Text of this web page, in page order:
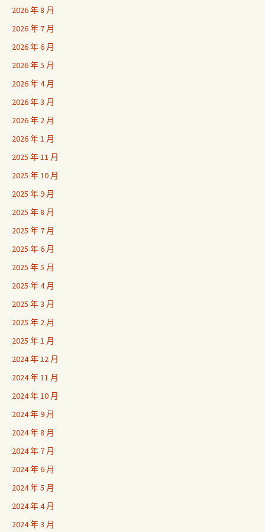
2026 年 8 月
2026 年 7 月
2026 年 6 月
2026 年 5 月
2026 年 4 月
2026 年 3 月
2026 年 2 月
2026 年 1 月
2025 年 11 月
2025 年 10 月
2025 年 9 月
2025 年 8 月
2025 年 7 月
2025 年 6 月
2025 年 5 月
2025 年 4 月
2025 年 3 月
2025 年 2 月
2025 年 1 月
2024 年 12 月
2024 年 11 月
2024 年 10 月
2024 年 9 月
2024 年 8 月
2024 年 7 月
2024 年 6 月
2024 年 5 月
2024 年 4 月
2024 年 3 月